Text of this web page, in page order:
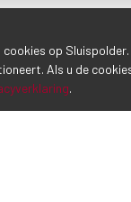
op
Als u de
.